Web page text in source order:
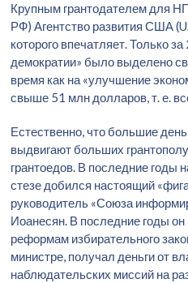
Крупным грантодателем для
РФ) Агентство развития США
которого впечатляет. Только
демократии» было выделено
время как на «улучшение
свыше 51 млн долларов, т. е.
Естественно, что большие
выдвигают больших
грантоедов. В последние годы
стезе добился настоящий
руководитель «Союза
Иоанесян. В последние годы
реформам избирательного
министре, получал деньги от
наблюдательских миссий на